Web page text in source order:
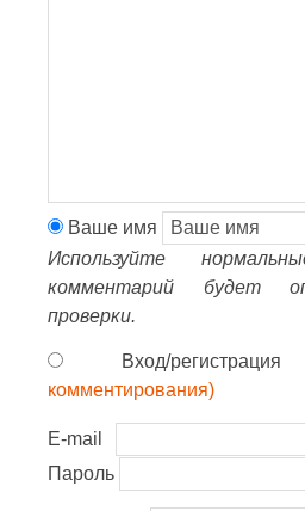
Ваше имя
Используйте
комментарий будет
проверки.
Вход/
комментирования)
E-mail
Пароль